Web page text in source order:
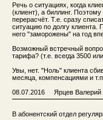
Речь о ситуациях, когда
(клиент), а биллинг.
перерасчёт. Т.е. сразу
ситуацию по долгу клиента.
него "заморожены" на год
Возможный встречный
тарифа? (т.е. всегда 3500
Увы, нет. "Ноль" клиента
месяца, компенсациями и т.п.
08.07.2016 Ярцев Валерий
В абонентский отдел